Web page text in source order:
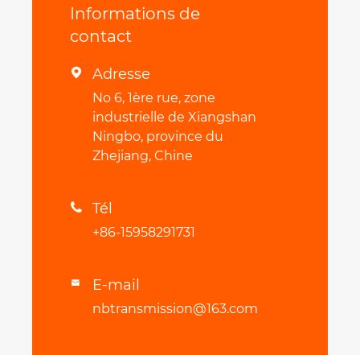
Informations de
contact
 Adresse
No 6, 1ère rue, zone
industrielle de Xiangshan
Ningbo, province du
Zhejiang, Chine
 Tél
+86-15958291731
 E-mail
nbtransmission@163.com